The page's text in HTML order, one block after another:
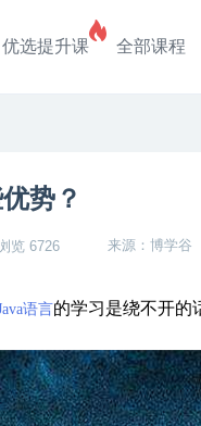
优选提升课 全部课程
势？
览 6726 来源：博学谷
语言的学习是绕不开的